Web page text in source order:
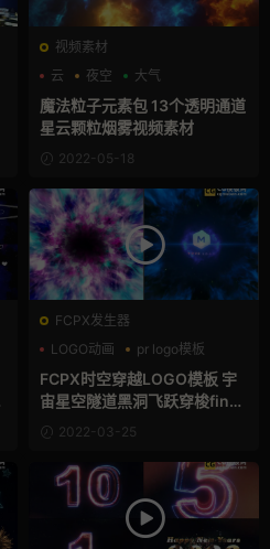
视频素材
云
夜空 大气
魔法粒子元素包 13个透明通道
星云颗粒烟雾视频素材
2022-05-18
FCPX发生器
LOGO动画
pr logo模板
FCPX时空穿越LOGO模板 宇
宙星空隧道黑洞飞跃穿梭final
cutpro插件 Space Hole Log
o
2022-03-25